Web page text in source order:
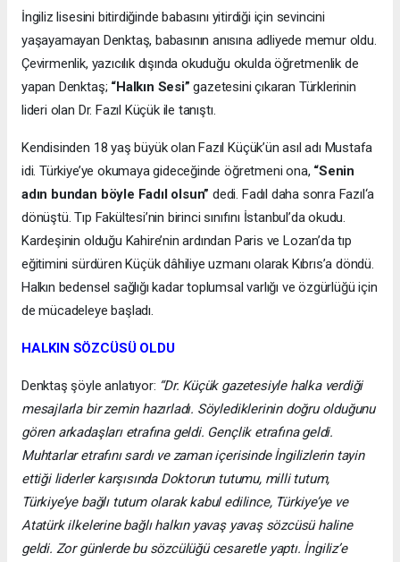
İngiliz lisesini bitirdiğinde babasını yitirdiği için sevincini
yaşayamayan Denktaş, babasının anısına adliyede memur oldu.
Çevirmenlik, yazıcılık dışında okuduğu okulda öğretmenlik de
yapan Denktaş; “Halkın Sesi”gazetesini çıkaran Türklerinin
lideri olan Dr. Fazıl Küçük ile tanıştı.
Kendisinden 18 yaş büyük olan Fazıl Küçük’ün asıl adı Mustafa
idi. Türkiye’ye okumaya gideceğinde öğretmeni ona, “Senin
adın bundan böyle Fadıl olsun” dedi. Fadıl daha sonra Fazıl‘a
dönüştü. Tıp Fakültesi’nin birinci sınıfını İstanbul’da okudu.
Kardeşinin olduğu Kahire’nin ardından Paris ve Lozan’da tıp
eğitimini sürdüren Küçük dâhiliye uzmanı olarak Kıbrıs’a döndü.
Halkın bedensel sağlığı kadar toplumsal varlığı ve özgürlüğü için
de mücadeleye başladı.
HALKIN SÖZCÜSÜ OLDU
Denktaş şöyle anlatıyor: “Dr. Küçük gazetesiyle halka verdiği
mesajlarla bir zemin hazırladı. Söylediklerinin doğru olduğunu
gören arkadaşları etrafına geldi. Gençlik etrafına geldi.
Muhtarlar etrafını sardı ve zaman içerisinde İngilizlerin tayin
ettiği liderler karşısında Doktorun tutumu, milli tutum,
Türkiye’ye bağlı tutum olarak kabul edilince, Türkiye’ye ve
Atatürk ilkelerine bağlı halkın yavaş yavaş sözcüsü haline
geldi. Zor günlerde bu sözcülüğü cesaretle yaptı. İngiliz’e